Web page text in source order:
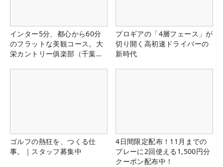
インター5分、都心から60分
のフラットな美観コース。大
栄カントリー俱楽部（千葉
プロギアの「4層フェース」が
切り開く高初速ドライバーの
新時代
ゴルフの熱狂を、つくる仕
事。｜スタッフ募集中
4日間限定配布！11月までの
プレーに2回使える1,500円分
クーポン配布中！